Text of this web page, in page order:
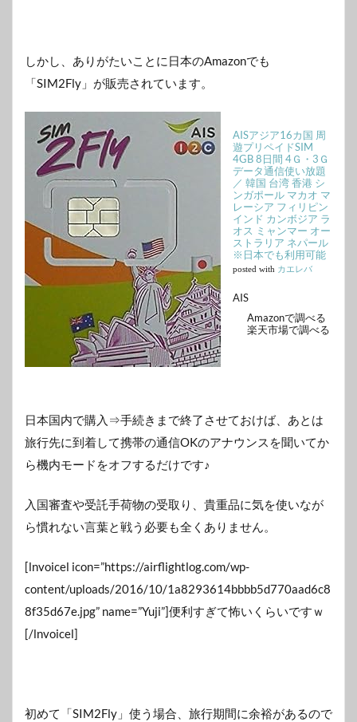
しかし、ありがたいことに日本のAmazonでも
「SIM2Fly」が販売されています。
AISアジア16カ国 周
遊プリペイドSIM
4GB 8日間 4Ｇ・3Ｇ
データ通信使い放題
／ 韓国 台湾 香港 シ
ンガポール マカオ マ
レーシア フィリピン
インド カンボジア ラ
オス ミャンマー オー
ストラリア ネパール
※日本でも利用可能
posted with カエレバ
AIS
Amazonで調べる
楽天市場で調べる
日本国内で購入⇒手続きまで終了させておけば、あとは
旅行先に到着して携帯の通信OKのアナウンスを聞いてか
ら機内モードをオフするだけです♪
入国審査や受託手荷物の受取り、貴重品に気を使いなが
ら慣れない言葉と戦う必要も全くありません。
[lnvoicel icon=”https://airflightlog.com/wp-
content/uploads/2016/10/1a8293614bbbb5d770aad6c8
8f35d67e.jpg” name=”Yuji”]便利すぎて怖いくらいですｗ
[/lnvoicel]
初めて「SIM2Fly」使う場合、旅行期間に余裕があるので